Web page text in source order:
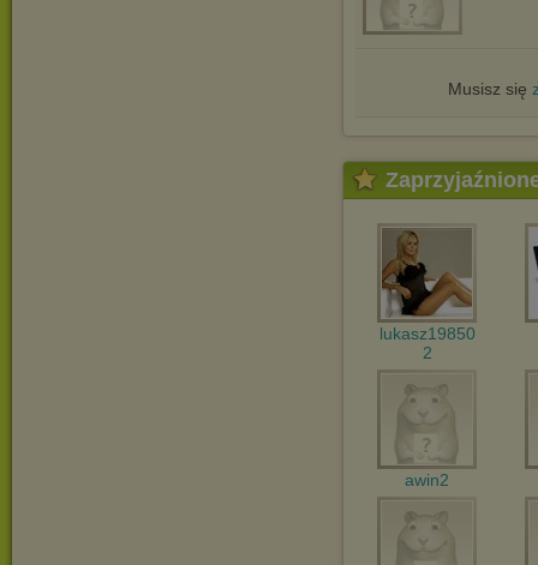
Musisz się
lukasz19850
2
awin2